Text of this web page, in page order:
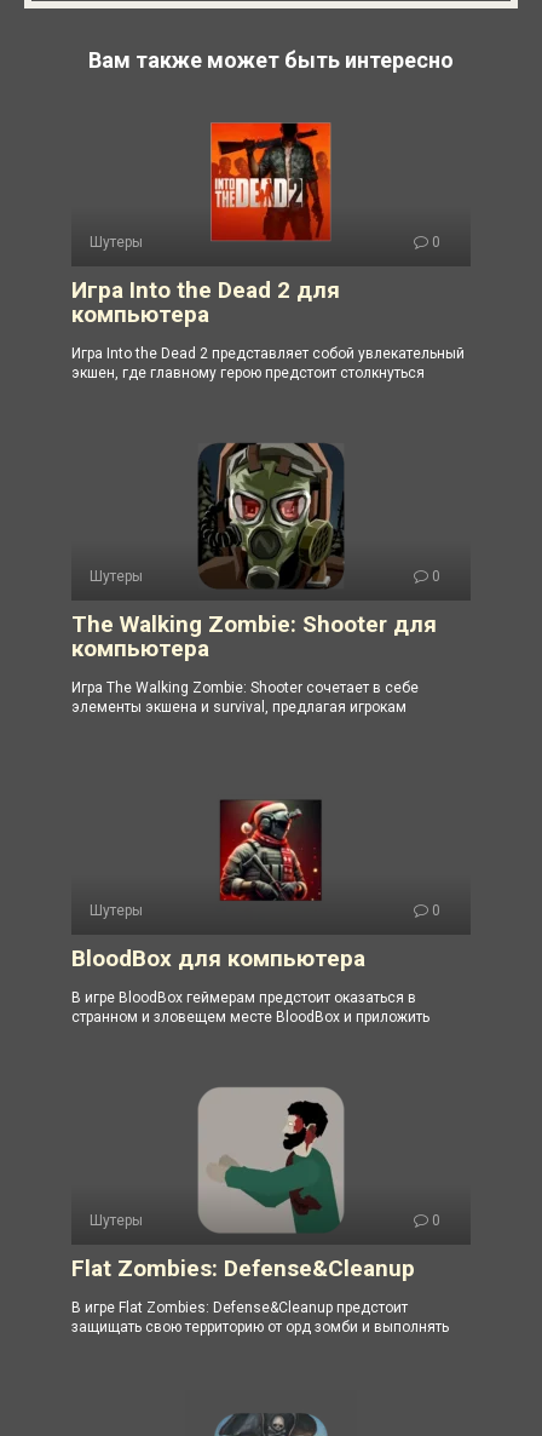
Вам также может быть интересно
Шутеры 0
Игра Into the Dead 2 для
компьютера
Игра Into the Dead 2 представляет собой увлекательный
экшен, где главному герою предстоит столкнуться
Шутеры 0
The Walking Zombie: Shooter для
компьютера
Игра The Walking Zombie: Shooter сочетает в себе
элементы экшена и survival, предлагая игрокам
Шутеры 0
BloodBox для компьютера
В игре BloodBox геймерам предстоит оказаться в
странном и зловещем месте BloodBox и приложить
Шутеры 0
Flat Zombies: Defense&Cleanup
В игре Flat Zombies: Defense&Cleanup предстоит
защищать свою территорию от орд зомби и выполнять